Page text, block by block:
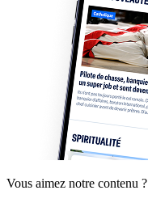
Vous aimez notre contenu ?